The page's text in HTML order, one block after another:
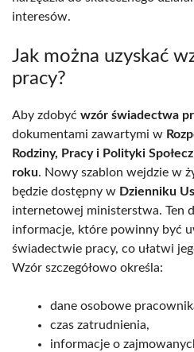
interesów.
Jak można uzyskać
pracy?
Aby zdobyć wzór świadectwa
dokumentami zawartymi w
Rodziny, Pracy i Polityki
roku. Nowy szablon wejdzie w
będzie dostępny w Dzienniku
internetowej ministerstwa. Ten
informacje, które powinny być
świadectwie pracy, co ułatwi
Wzór szczegółowo określa:
dane osobowe
czas zatrudnienia,
informacje o